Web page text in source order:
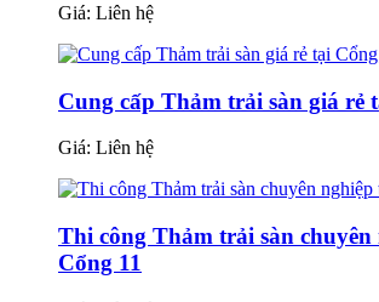
Giá: Liên hệ
Cung cấp Thảm trải sàn giá rẻ
Giá: Liên hệ
Thi công Thảm trải sàn chuyên
Cổng 11